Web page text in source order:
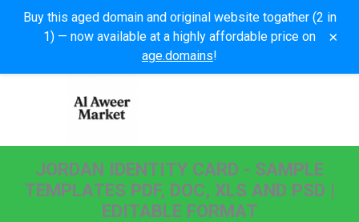
Buy this aged domain and original website togather (2 in
1) — now available at a highly affordable price on
age.domains!
×
JORDAN IDENTITY CARD - SAMPLE
TEMPLATES PDF, DOC, XLS AND PSD |
EDITABLE FORMAT